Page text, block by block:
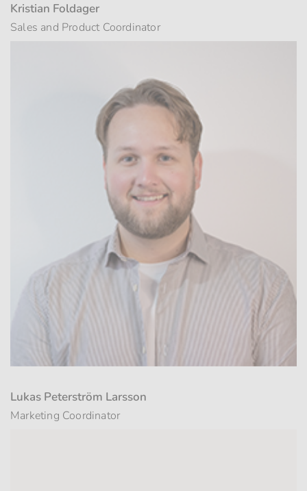
Kristian Foldager
Sales and Product Coordinator
Lukas Peterström Larsson
Marketing Coordinator